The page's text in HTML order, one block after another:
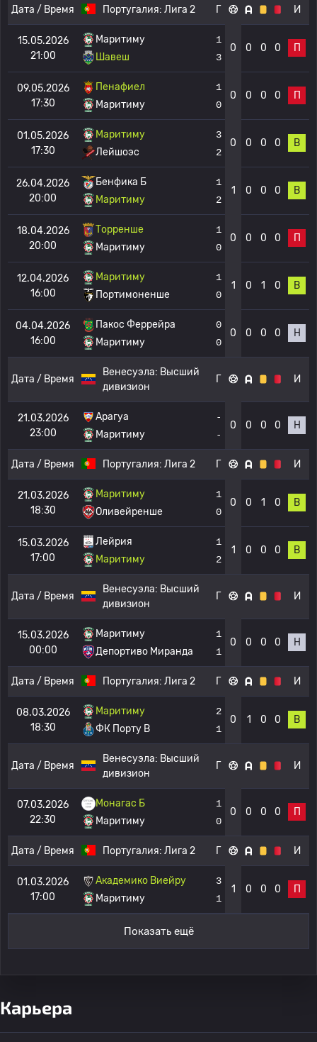
Дата / Время Португалия: Лига 2 Г И
15.05.2026
21:00
Маритиму
Шавеш
1
3
0 0 0 0 П
09.05.2026
17:30
Пенафиел
Маритиму
1
0
0 0 0 0 П
01.05.2026
17:30
Маритиму
Лейшоэс
3
2
0 0 0 0 В
26.04.2026
20:00
Бенфика Б
Маритиму
1
2
1 0 0 0 В
18.04.2026
20:00
Торренше
Маритиму
1
0
0 0 0 0 П
12.04.2026
16:00
Маритиму
Портимоненше
1
0
1 0 1 0 В
04.04.2026
16:00
Пакос Феррейра
Маритиму
0
0
0 0 0 0 Н
Дата / Время
Венесуэла: Высший
дивизион
Г И
21.03.2026
23:00
Арагуа
Маритиму
-
-
0 0 0 0 Н
Дата / Время Португалия: Лига 2 Г И
21.03.2026
18:30
Маритиму
Оливейренше
1
0
0 0 1 0 В
15.03.2026
17:00
Лейрия
Маритиму
1
2
1 0 0 0 В
Дата / Время
Венесуэла: Высший
дивизион
Г И
15.03.2026
00:00
Маритиму
Депортиво Миранда
1
1
0 0 0 0 Н
Дата / Время Португалия: Лига 2 Г И
08.03.2026
18:30
Маритиму
ФК Порту B
2
1
0 1 0 0 В
Дата / Время
Венесуэла: Высший
дивизион
Г И
07.03.2026
22:30
Монагас Б
Маритиму
1
0
0 0 0 0 П
Дата / Время Португалия: Лига 2 Г И
01.03.2026
17:00
Академико Виейру
Маритиму
3
1
1 0 0 0 П
Показать ещё
Карьера